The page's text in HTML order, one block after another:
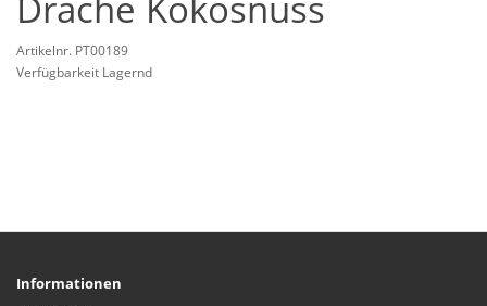
Artikelnr. PT00189
Verfügbarkeit Lagernd
Informationen